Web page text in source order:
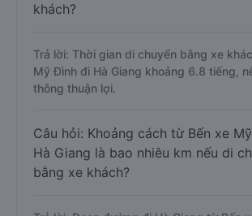
khách?
Trả lời: Thời gian di chuyển bằng xe
Mỹ Đình đi Hà Giang khoảng 6.8 tiếng,
thông thuận lợi.
Câu hỏi: Khoảng cách từ Bến xe
Hà Giang là bao nhiêu km nếu di
bằng xe khách?